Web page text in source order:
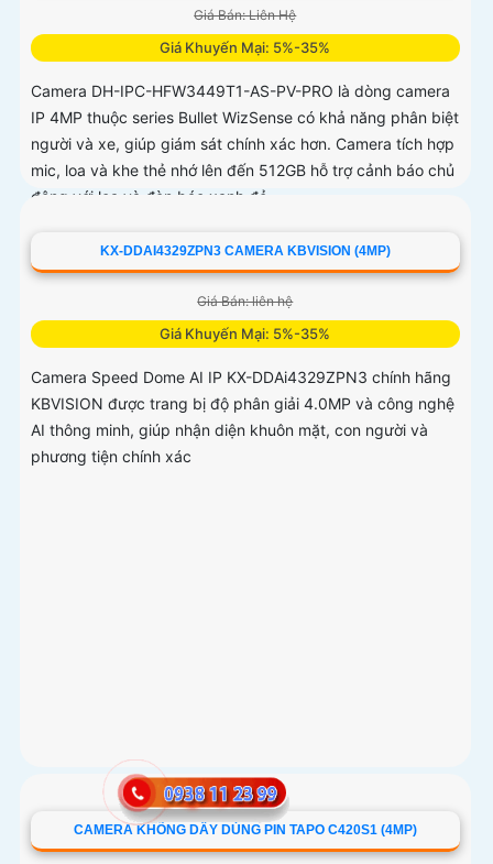
Giá Bán: Liên Hệ
Giá Khuyến Mại: 5%-35%
Camera DH-IPC-HFW3449T1-AS-PV-PRO là dòng camera
IP 4MP thuộc series Bullet WizSense có khả năng phân biệt
người và xe, giúp giám sát chính xác hơn. Camera tích hợp
mic, loa và khe thẻ nhớ lên đến 512GB hỗ trợ cảnh báo chủ
động với loa và đèn báo xanh đỏ